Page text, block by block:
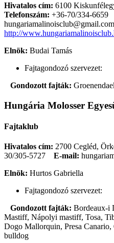
Hivatalos cím: 6100
Telefonszám: +36-70/334-6659
hungariamalinoisclub@gmail.com
http://
Elnök: Budai Tamás
Fajtagondozó szervezet:
Gondozott fajták:
Hungária Molosser
Fajtaklub
Hivatalos cím: 2700 Cegléd,
30/305-5727
E-mail:
Elnök: Hurtos Gabriella
Fajtagondozó szervezet:
Gondozott fajták: Bordeaux-i
Mastiff, Nápolyi mastiff, Tosa,
Dogo Mallorquin, Presa
bulldog